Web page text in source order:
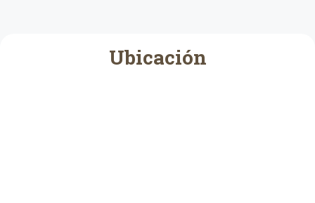
Ubicación